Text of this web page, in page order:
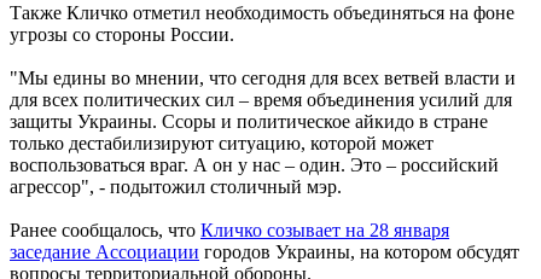
Также Кличко отметил необходимость объединяться на фоне
угрозы со стороны России.
"Мы едины во мнении, что сегодня для всех ветвей власти и
для всех политических сил – время объединения усилий для
защиты Украины. Ссоры и политическое айкидо в стране
только дестабилизируют ситуацию, которой может
воспользоваться враг. А он у нас – один. Это – российский
агрессор", - подытожил столичный мэр.
Ранее сообщалось, что Кличко созывает на 28 января
заседание Ассоциации городов Украины, на котором обсудят
вопросы территориальной обороны.